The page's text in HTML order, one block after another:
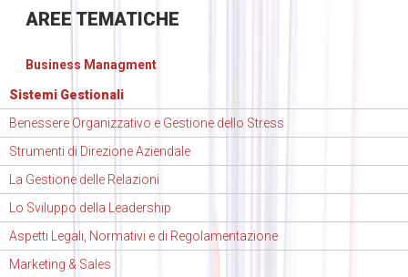
AREE TEMATICHE
Business Managment
Sistemi Gestionali
Benessere Organizzativo e Gestione dello Stress
Strumenti di Direzione Aziendale
La Gestione delle Relazioni
Lo Sviluppo della Leadership
Aspetti Legali, Normativi e di Regolamentazione
Marketing & Sales